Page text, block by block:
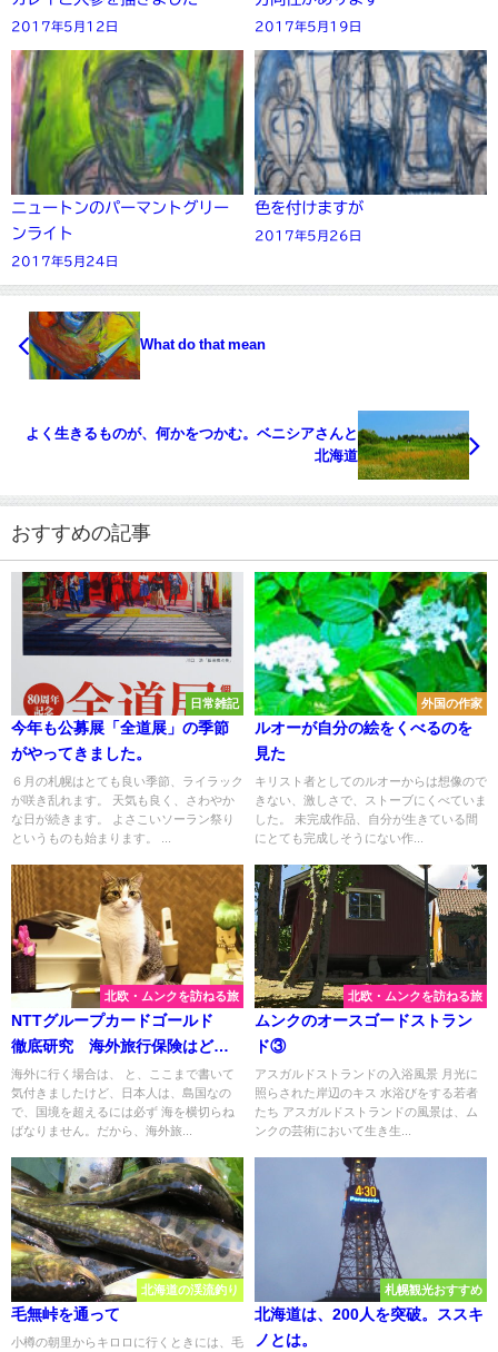
2017年5月12日 2017年5月19日
ニュートンのパーマントグリー
ンライト
2017年5月24日
色を付けますが
2017年5月26日
What do that mean
よく生きるものが、何かをつかむ。ベニシアさんと
北海道
おすすめの記事
日常雑記
今年も公募展「全道展」の季節
がやってきました。
６月の札幌はとても良い季節、ライラック
が咲き乱れます。 天気も良く、さわやか
な日が続きます。 よさこいソーラン祭り
というものも始まります。 ...
外国の作家
ルオーが自分の絵をくべるのを
見た
キリスト者としてのルオーからは想像ので
きない、激しさで、ストーブにくべていま
した。 未完成作品、自分が生きている間
にとても完成しそうにない作...
北欧・ムンクを訪ねる旅
NTTグループカードゴールド
徹底研究 海外旅行保険はどう
か
海外に行く場合は、 と、ここまで書いて
気付きましたけど、日本人は、島国なの
で、国境を超えるには必ず 海を横切らね
ばなりません。だから、海外旅...
北欧・ムンクを訪ねる旅
ムンクのオースゴードストラン
ド③
アスガルドストランドの入浴風景 月光に
照らされた岸辺のキス 水浴びをする若者
たち アスガルドストランドの風景は、ム
ンクの芸術において生き生...
北海道の渓流釣り
毛無峠を通って
小樽の朝里からキロロに行くときには、毛
札幌観光おすすめ
北海道は、200人を突破。ススキ
ノとは。